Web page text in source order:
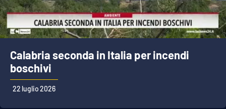
Calabria seconda in Italia per incendi
boschivi
22 luglio 2026